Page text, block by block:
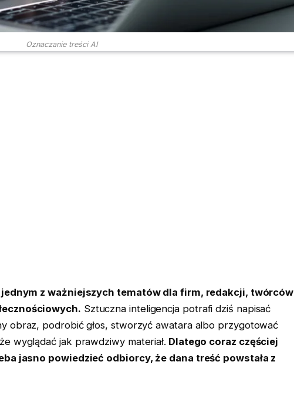
Oznaczanie treści AI
z ważniejszych tematów dla firm, redakcji, twórców
Sztuczna inteligencja potrafi dziś napisać
obraz, podrobić głos, stworzyć awatara albo przygotować
wyglądać jak prawdziwy materiał. Dlatego coraz częściej
jasno powiedzieć odbiorcy, że dana treść powstała z